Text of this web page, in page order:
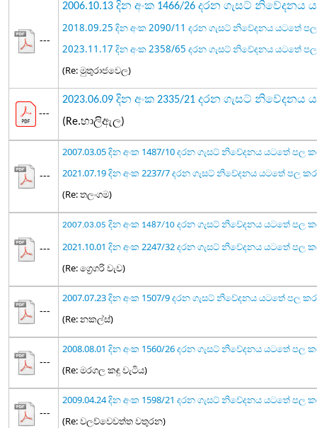
---
2006.10.13 දින අංක 1466/26 දරන ගැසට්
2018.09.25 දින අංක 2090/11 දරන ගැසට් නිවේදනය යටතේ
2023.11.17 දින අංක 2358/65 දරන ගැසට් නිවේදනය යටතේ
(Re: මුතුරාජවෙල)
---
2023.06.09 දින අංක 2335/21 දරන ගැසට්
(Re.හාලිඇල)
---
2007.03.05 දින අංක 1487/10 දරන ගැසට් නිවේදනය යටතේ පල
2021.07.19 දින අංක 2237/7 දරන ගැසට් නිවේදනය යටතේ පල
(Re: තලංගම)
---
2007.03.05 දින අංක 1487/10 දරන ගැසට් නිවේදනය යටතේ පල
2021.10.01 දින අංක 2247/32 දරන ගැසට් නිවේදනය යටතේ
(Re: ග්‍රෙගරි වැව)
---
2007.07.23 දින අංක 1507/9 දරන ගැසට් නිවේදනය යටතේ පල
(Re: නකල්ස්)
---
2008.08.01 දින අංක 1560/26 දරන ගැසට් නිවේදනය යටතේ පල
(Re: මරගල කඳු වැටිය)
---
2009.04.24 දින අංක 1598/21 දරන ගැසට් නිවේදනය යටතේ පල
(Re: වලව්වෙවත්ත වතුරන)